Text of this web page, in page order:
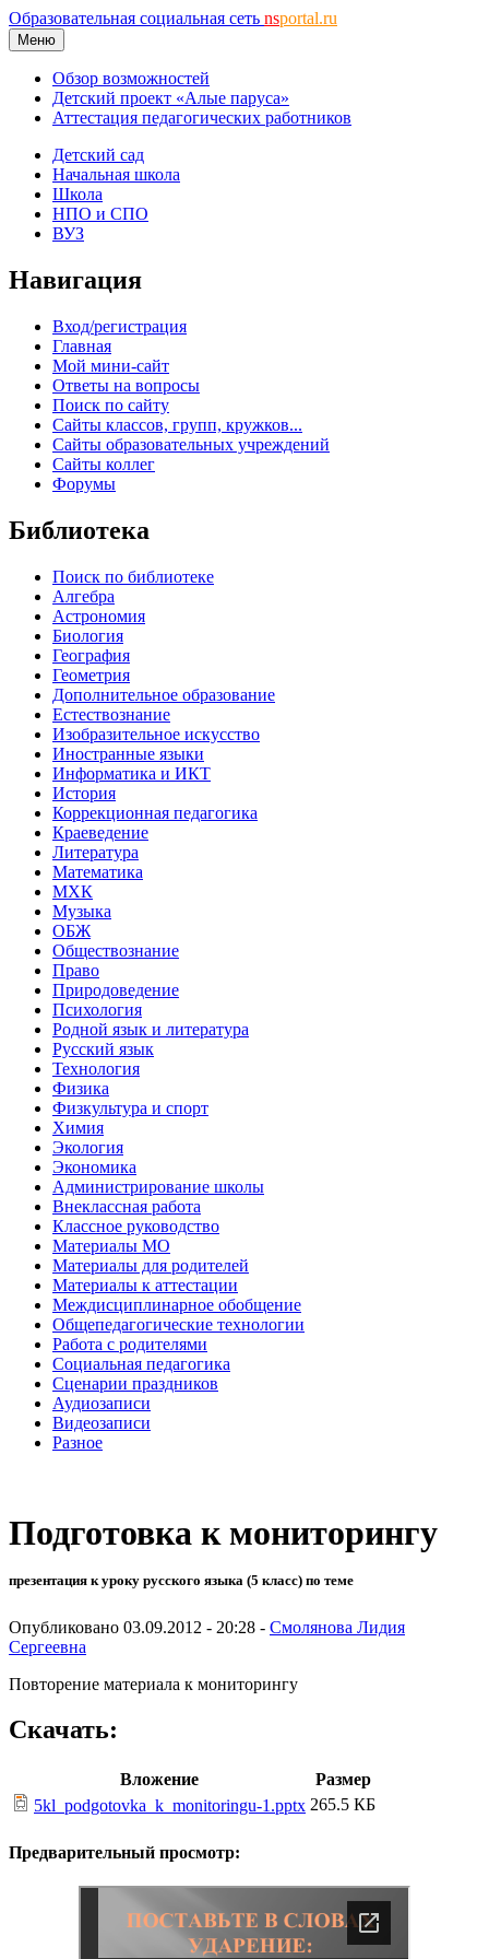
Образовательная социальная сеть nsportal.ru
Меню
Обзор возможностей
Детский проект «Алые паруса»
Аттестация педагогических работников
Детский сад
Начальная школа
Школа
НПО и СПО
ВУЗ
Навигация
Вход/регистрация
Главная
Мой мини-сайт
Ответы на вопросы
Поиск по сайту
Сайты классов, групп, кружков...
Сайты образовательных учреждений
Сайты коллег
Форумы
Библиотека
Поиск по библиотеке
Алгебра
Астрономия
Биология
География
Геометрия
Дополнительное образование
Естествознание
Изобразительное искусство
Иностранные языки
Информатика и ИКТ
История
Коррекционная педагогика
Краеведение
Литература
Математика
МХК
Музыка
ОБЖ
Обществознание
Право
Природоведение
Психология
Родной язык и литература
Русский язык
Технология
Физика
Физкультура и спорт
Химия
Экология
Экономика
Администрирование школы
Внеклассная работа
Классное руководство
Материалы МО
Материалы для родителей
Материалы к аттестации
Междисциплинарное обобщение
Общепедагогические технологии
Работа с родителями
Социальная педагогика
Сценарии праздников
Аудиозаписи
Видеозаписи
Разное
Подготовка к мониторингу
презентация к уроку русского языка (5 класс) по теме
Опубликовано 03.09.2012 - 20:28 - Смолянова Лидия
Сергеевна
Повторение материала к мониторингу
Скачать:
Вложение
Размер
5kl_podgotovka_k_monitoringu-1.pptx 265.5 КБ
Предварительный просмотр: